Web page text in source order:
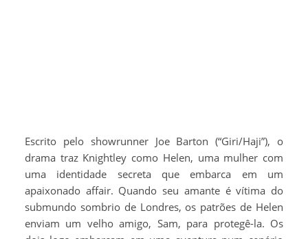
Escrito pelo showrunner Joe Barton (“Giri/Haji”), o
drama traz Knightley como Helen, uma mulher com
uma identidade secreta que embarca em um
apaixonado affair. Quando seu amante é vítima do
submundo sombrio de Londres, os patrões de Helen
enviam um velho amigo, Sam, para protegê-la. Os